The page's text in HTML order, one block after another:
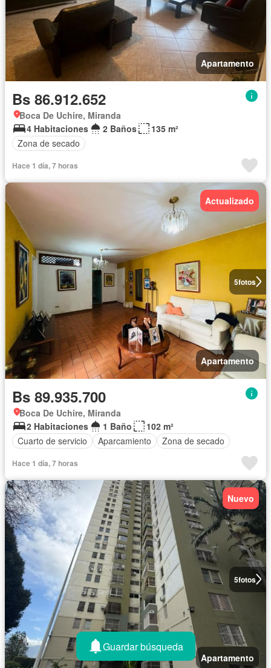
Apartamento
Bs 86.912.652
Boca De Uchire, Miranda
4 Habitaciones
2 Baños
135 m²
Zona de secado
Hace 1 día, 7 horas
5fotos
Actualizado
Apartamento
Bs 89.935.700
Boca De Uchire, Miranda
2 Habitaciones
1 Baño
102 m²
Cuarto de servicio
Aparcamiento Zona de secado
Hace 1 día, 7 horas
5fotos
Nuevo
Apartamento
Guardar búsqueda